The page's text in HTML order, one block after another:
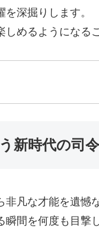
深掘りします。
めるようになる
新時代の司
凡な才能を遺憾
間を何度も目撃